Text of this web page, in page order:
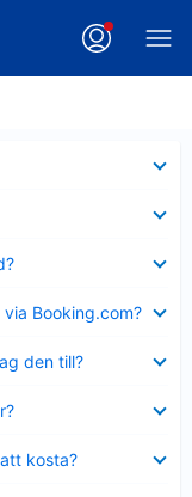
Booking.com?
den till?
kosta?